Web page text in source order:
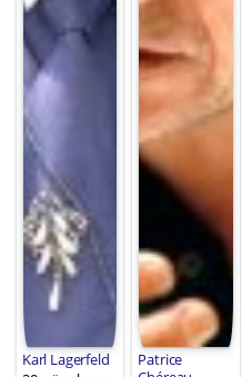
Karl Lagerfeld
Patrice